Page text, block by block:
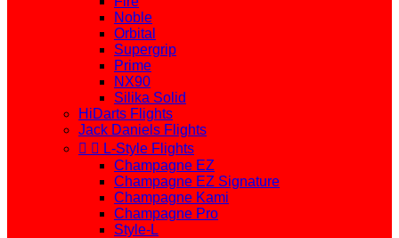
Noble
Orbital
Supergrip
Prime
NX90
Silika Solid
HiDarts Flights
Jack Daniels Flights
  L-Style Flights
Champagne EZ
Champagne EZ Signature
Champagne Kami
Champagne Pro
Style-L